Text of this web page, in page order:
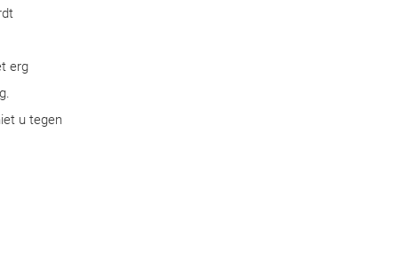
erg
u tegen